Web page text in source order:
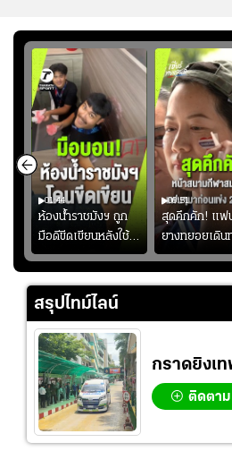
01:44
ห้องน้ำราชมังฯ ถูก
มือดีขีดเขียนหลังใช้
งานเพียงนัดเดียว
สมาคมฟุตบอลฯ
วอนแฟนบอลร่วมกัน
ดูแล
00:51
สุดคึกคัก! แฟ
ยางทยอยเดิน
หน้าสนามกีฬา
สมโภชฯ กันอ
สรุปไทม์ไลน์
กราดยิงเ
ติดตาม